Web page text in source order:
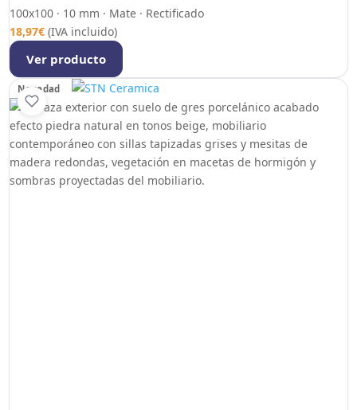
100x100 · 10 mm · Mate · Rectificado
18,97€ (IVA incluido)
Ver producto
Novedad